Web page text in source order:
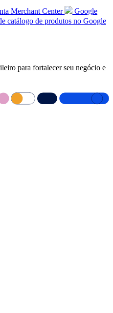
Merchant Center
Google
catálogo de produtos no Google
para fortalecer seu negócio e